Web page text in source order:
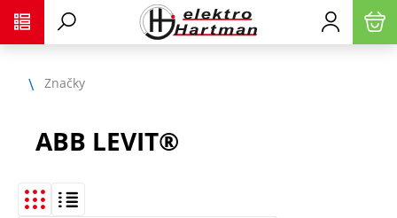
Značky
ABB LEVIT®